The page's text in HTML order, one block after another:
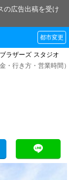
の広告出稿を受け
都市変更
ラザーズ スタジオ
・行き方・営業時間